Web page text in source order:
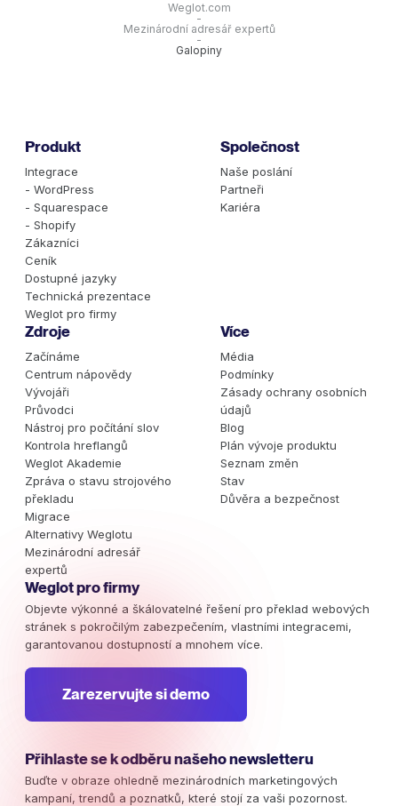
Weglot.com
-
Mezinárodní adresář expertů
-
Galopiny
Produkt
Integrace
- WordPress
- Squarespace
- Shopify
Zákazníci
Ceník
Dostupné jazyky
Technická prezentace
Weglot pro firmy
Společnost
Naše poslání
Partneři
Kariéra
Zdroje
Začínáme
Centrum nápovědy
Vývojáři
Průvodci
Nástroj pro počítání slov
Kontrola hreflangů
Weglot Akademie
Zpráva o stavu strojového
překladu
Migrace
Alternativy Weglotu
Mezinárodní adresář
expertů
Více
Média
Podmínky
Zásady ochrany osobních
údajů
Blog
Plán vývoje produktu
Seznam změn
Stav
Důvěra a bezpečnost
Weglot pro firmy
Objevte výkonné a škálovatelné řešení pro překlad webových
stránek s pokročilým zabezpečením, vlastními integracemi,
garantovanou dostupností a mnohem více.
Zarezervujte si demo
Přihlaste se k odběru našeho newsletteru
Buďte v obraze ohledně mezinárodních marketingových
kampaní, trendů a poznatků, které stojí za vaši pozornost.